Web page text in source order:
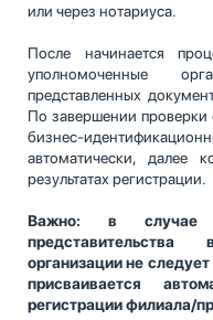
или через нотариуса.
После начинается
уполномоченные
представленных
По завершении проверки
бизнес-
автоматически, далее
результатах регистрации.
Важно: в случае
организации не
присваивается
регистрации филиала/